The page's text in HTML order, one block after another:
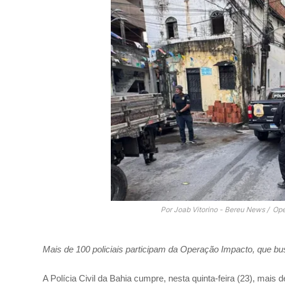
Por Joab Vitorino - Bereu News /
Mais de 100 policiais participam da Operação Impacto, que
A Polícia Civil da Bahia cumpre, nesta quinta-feira (23), mais